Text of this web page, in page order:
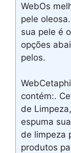
WebOs
pele
sua pele é
opções
pelos.
contém:.
de
espuma
de limpeza
produtos